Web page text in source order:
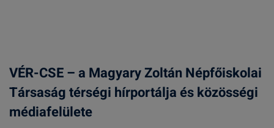
VÉR-CSE – a Magyary Zoltán Népfőiskolai
Társaság térségi hírportálja és közösségi
médiafelülete